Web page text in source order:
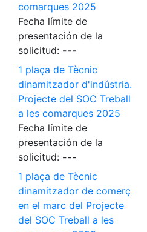
comarques 2025
Fecha límite de
presentación de la
solicitud: ---
1 plaça de Tècnic
dinamitzador d'indústria.
Projecte del SOC Treball
a les comarques 2025
Fecha límite de
presentación de la
solicitud: ---
1 plaça de Tècnic
dinamitzador de comerç
en el marc del Projecte
del SOC Treball a les